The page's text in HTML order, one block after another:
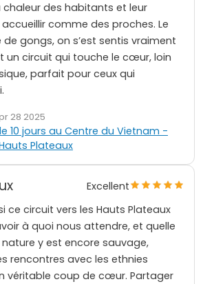
chaleur des habitants et leur
comme des proches. Le
gongs, on s’est sentis vraiment
un circuit qui touche le cœur, loin
parfait pour ceux qui
28 2025
10 jours au Centre du Vietnam -
Plateaux
Excellent
ce circuit vers les Hauts Plateaux
à quoi nous attendre, et quelle
nature y est encore sauvage,
rencontres avec les ethnies
véritable coup de cœur. Partager